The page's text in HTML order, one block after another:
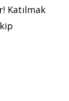
Katılmak